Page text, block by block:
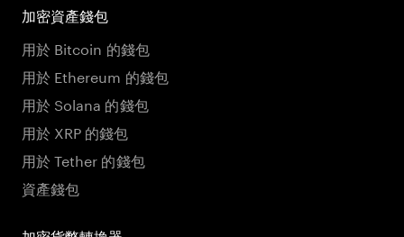
加密資產錢包
用於 Bitcoin 的錢包
用於 Ethereum 的錢包
用於 Solana 的錢包
用於 XRP 的錢包
用於 Tether 的錢包
資產錢包